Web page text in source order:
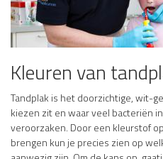
Kleuren van
Tandplak is het doorzichtige, wit-
kiezen zit en waar veel bacteriën
veroorzaken. Door een kleurstof
brengen kun je precies zien op